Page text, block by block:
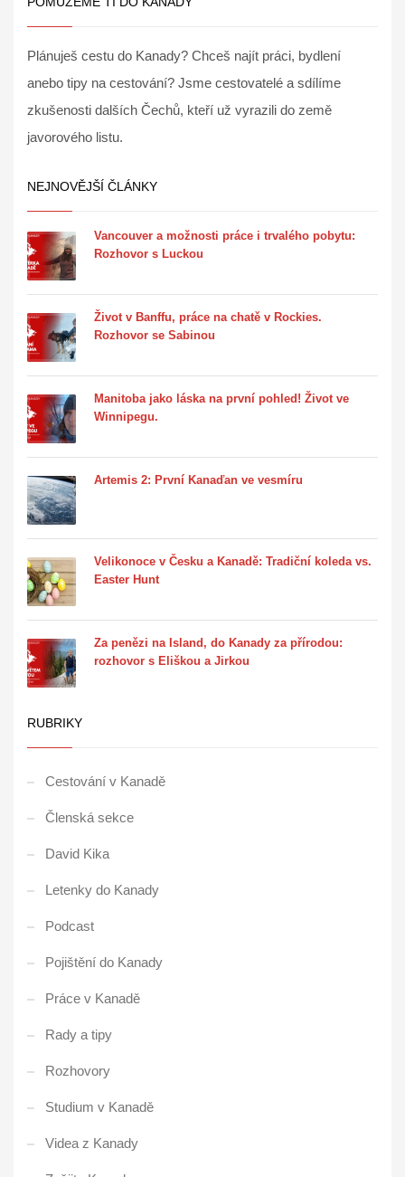
Plánuješ cestu do Kanady? Chceš najít práci, bydlení
anebo tipy na cestování? Jsme cestovatelé a sdílíme
zkušenosti dalších Čechů, kteří už vyrazili do země
javorového listu.
NEJNOVĚJŠÍ ČLÁNKY
Vancouver a možnosti práce i trvalého pobytu:
Rozhovor s Luckou
Život v Banffu, práce na chatě v Rockies.
Rozhovor se Sabinou
Manitoba jako láska na první pohled! Život ve
Winnipegu.
Artemis 2: První Kanaďan ve vesmíru
Velikonoce v Česku a Kanadě: Tradiční koleda vs.
Easter Hunt
Za penězi na Island, do Kanady za přírodou:
rozhovor s Eliškou a Jirkou
RUBRIKY
Cestování v Kanadě
Členská sekce
David Kika
Letenky do Kanady
Podcast
Pojištění do Kanady
Práce v Kanadě
Rady a tipy
Rozhovory
Studium v Kanadě
Videa z Kanady